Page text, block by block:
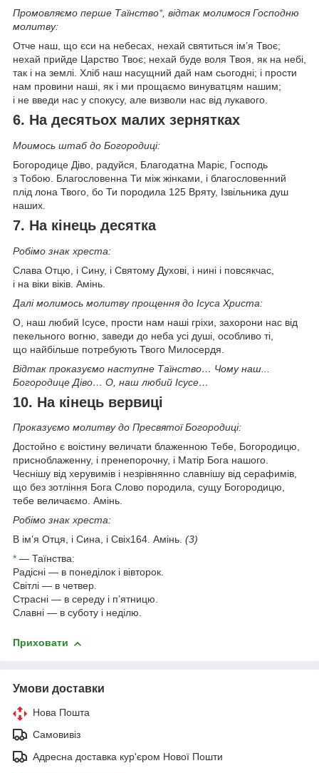
Промовляємо перше Таїнство*, відтак молимося Господню
молитву:
Отче наш, що єси на небесах, нехай святиться ім’я Твоє;
нехай прийде Царство Твоє; нехай буде воля Твоя, як на небі,
так і на землі. Хліб наш насущний дай нам сьогодні; і прости
нам провини наші, як і ми прощаємо винуватцям нашим;
і не введи нас у спокусу, але визволи нас від лукавого.
6. На десятьох малих зернятках
Моимось штаб до Богородиці:
Богородице Діво, радуйся, Благодатна Маріє, Господь
з Тобою. Благословенна Ти між жінками, і благословенний
плід лона Твого, бо Ти породила 125 Вряту, Ізвільника душ
наших.
7. На кінець десятка
Робімо знак хреста:
Слава Отцю, і Сину, і Святому Духові, і нині і повсякчас,
і на віки віків. Амінь.
Далі молимось молитву прощення до Ісуса Христа:
О, наш любий Ісусе, прости нам наші гріхи, захорони нас від
пекельного вогню, заведи до неба усі душі, особливо ті,
що найбільше потребують Твого Милосердя.
Відтак проказуємо наступне Таїнство… Чому наш...
Богородице Діво… О, наш любий Ісусе…
10. На кінець вервиці
Проказуємо молитву до Пресвятої Богородиці:
Достойно є воістину величати блаженною Тебе, Богородицю,
присноблаженну, і пренепорочну, і Матір Бога нашого.
Чеснішу від херувимів і незрівнянно славнішу від серафимів,
що без зотління Бога Слово породила, сущу Богородицю,
тебе величаємо. Амінь.
Робімо знак хреста:
В ім’я Отця, і Сина, і Свiх164. Амінь. (3)
* — Таїнства:
Радісні — в понеділок і вівторок.
Світлі — в четвер.
Страсні — в середу і п’ятницю.
Славні — в суботу і неділю.
Приховати
Умови доставки
Нова Пошта
Самовивіз
Адресна доставка кур'єром Нової Пошти